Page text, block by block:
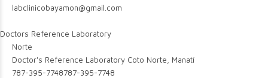
labclinicobayamon@gmail.com
Doctors Reference Laboratory
Norte
Doctor's Reference Laboratory Coto Norte, Manatí
787-395-7748787-395-7748